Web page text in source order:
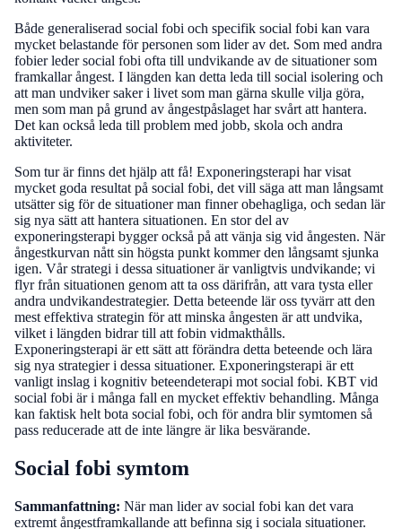
Både generaliserad social fobi och specifik social fobi kan vara
mycket belastande för personen som lider av det. Som med andra
fobier leder social fobi ofta till undvikande av de situationer som
framkallar ångest. I längden kan detta leda till social isolering och
att man undviker saker i livet som man gärna skulle vilja göra,
men som man på grund av ångestpåslaget har svårt att hantera.
Det kan också leda till problem med jobb, skola och andra
aktiviteter.
Som tur är finns det hjälp att få! Exponeringsterapi har visat
mycket goda resultat på social fobi, det vill säga att man långsamt
utsätter sig för de situationer man finner obehagliga, och sedan lär
sig nya sätt att hantera situationen. En stor del av
exponeringsterapi bygger också på att vänja sig vid ångesten. När
ångestkurvan nått sin högsta punkt kommer den långsamt sjunka
igen. Vår strategi i dessa situationer är vanligtvis undvikande; vi
flyr från situationen genom att ta oss därifrån, att vara tysta eller
andra undvikandestrategier. Detta beteende lär oss tyvärr att den
mest effektiva strategin för att minska ångesten är att undvika,
vilket i längden bidrar till att fobin vidmakthålls.
Exponeringsterapi är ett sätt att förändra detta beteende och lära
sig nya strategier i dessa situationer. Exponeringsterapi är ett
vanligt inslag i kognitiv beteendeterapi mot social fobi. KBT vid
social fobi är i många fall en mycket effektiv behandling. Många
kan faktisk helt bota social fobi, och för andra blir symtomen så
pass reducerade att de inte längre är lika besvärande.
Social fobi symtom
Sammanfattning: När man lider av social fobi kan det vara
extremt ångestframkallande att befinna sig i sociala situationer.